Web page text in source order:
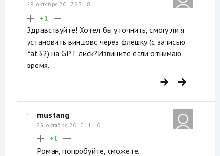
28 октября 2017 23:18
+1
Здравствуйте! Хотел бы уточнить, смогу ли я
установить виндовс через флешку (с записью
fat32) на GPT диск?Извините если отнимаю
время.
mustang
29 октября 2017 11:10
+1
Роман, попробуйте, сможете.